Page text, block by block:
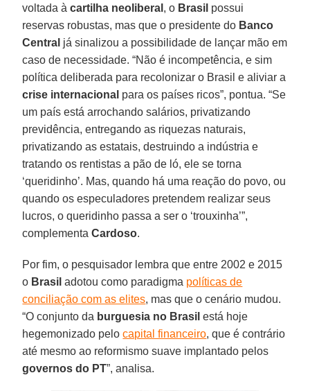
voltada àcartilha neoliberal , o Brasil possui
reservas robustas, mas que o presidente do Banco
Central já sinalizou a possibilidade de lançar mão em
caso de necessidade. “Não é incompetência, e sim
política deliberada para recolonizar o Brasil e aliviar a
crise internacional para os países ricos”, pontua. “Se
um país está arrochando salários, privatizando
previdência, entregando as riquezas naturais,
privatizando as estatais, destruindo a indústria e
tratando os rentistas a pão de ló, ele se torna
‘queridinho’. Mas, quando há uma reação do povo, ou
quando os especuladores pretendem realizar seus
lucros, o queridinho passa a ser o ‘trouxinha’”,
complementaCardoso.
Por fim, o pesquisador lembra que entre 2002 e 2015
o Brasil adotou como paradigma políticas de
conciliação com as elites, mas que o cenário mudou.
“O conjunto da burguesia no Brasil está hoje
hegemonizado pelocapital financeiro, que é contrário
até mesmo ao reformismo suave implantado pelos
governos do PT”, analisa.